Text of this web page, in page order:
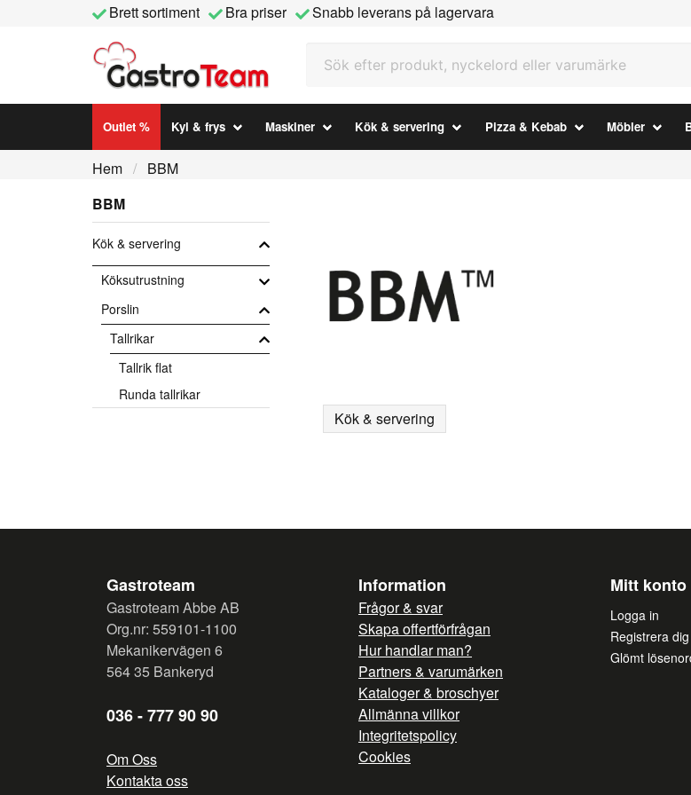
Brett sortiment Bra priser
Snabb leverans på lagervara
Outlet % Kyl & frys Maskiner Kök & servering Pizza & Kebab Möbler
Hem
BBM
BBM
Kök & servering
Köksutrustning
Porslin
Tallrikar
Tallrik flat
Runda tallrikar
Kök & servering
Gastroteam
Gastroteam Abbe AB
Org.nr: 559101-1100
Mekanikervägen 6
564 35 Bankeryd
036 - 777 90 90
Om Oss
Kontakta oss
Information
Frågor & svar
Skapa offertförfrågan
Hur handlar man?
Partners & varumärken
Kataloger & broschyer
Allmänna villkor
Integritetspolicy
Cookies
Mitt konto
Logga in
Registrera dig
Glömt